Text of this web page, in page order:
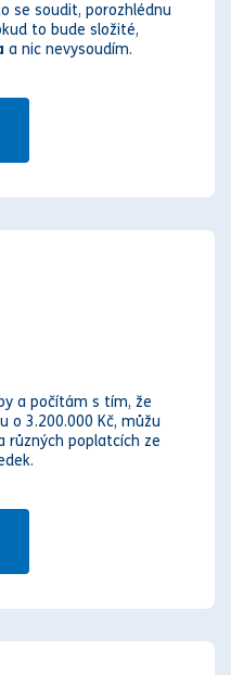
se soudit, porozhlédnu
to bude složité,
a nic nevysoudím.
a počítám s tím, že
o 3.200.000 Kč, můžu
různých poplatcích ze